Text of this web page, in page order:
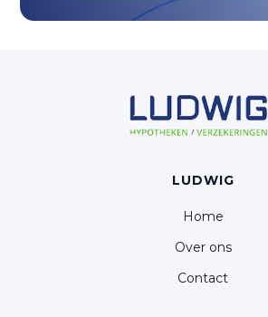
LUDWIG
Home
Over ons
Contact